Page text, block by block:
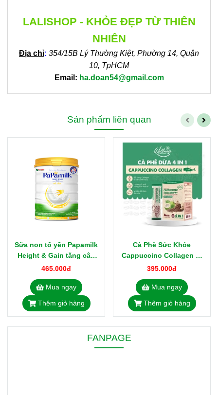
LALISHOP - KHỎE ĐẸP TỪ THIÊN
NHIÊN
Địa chỉ: 354/15B Lý Thường Kiệt, Phường 14, Quận
10, TpHCM
Email : ha.doan54@gmail.com
Sản phẩm liên quan
Sữa non tổ yến Papamilk
Height & Gain tăng cân
tăng chiều cao trẻ từ 1-19
465.000đ
Mua ngay
Thêm giỏ hàng
Cà Phê Sức Khỏe
Cappuccino Collagen Vị
Dừa 18gx20 Sảng Khoái,
395.000đ
Mua ngay
Thêm giỏ hàng
FANPAGE